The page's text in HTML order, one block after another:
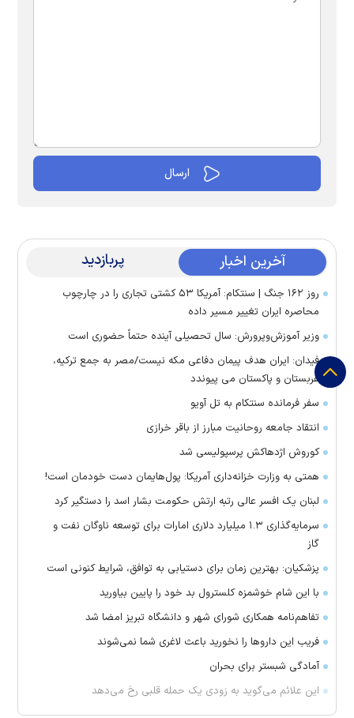
آخرین اخبار پربازدید
روز ۱۶۲ جنگ | سنتکام: آمریکا ۵۳ کشتی تجاری را در چارچوب
محاصره ایران تغییر مسیر داده
وزیر آموزش‌وپرورش: سال تحصیلی آینده حتماً حضوری است
فیدان: ایران هدف پیمان دفاعی مکه نیست/مصر به جمع ترکیه،
عربستان و پاکستان می پیوندد
سفر فرمانده سنتکام به تل آویو
انتقاد جامعه روحانیت مبارز از باقر خرازی
کوروش اژدهاکش پرسپولیسی شد
همتی به وزارت خزانه‌داری آمریکا: پول‌هایمان دست خودمان است!
لبنان یک افسر عالی رتبه ارتش حکومت بشار اسد را دستگیر کرد
سرمایه‌گذاری ۱.۳ میلیارد دلاری امارات برای توسعه ناوگان نفت و
گاز
پزشکیان: بهترین زمان برای دستیابی به توافق، شرایط کنونی است
با این شام خوشمزه کلسترول بد خود را پایین بیاورید
تفاهم‌نامه همکاری شورای شهر و دانشگاه تبریز امضا شد
فریب این دارو‌ها را نخورید باعث لاغری شما نمی‌شوند
آمادگی شبستر برای بحران
این علائم می‌گوید به زودی یک حمله قلبی رخ می‌دهد